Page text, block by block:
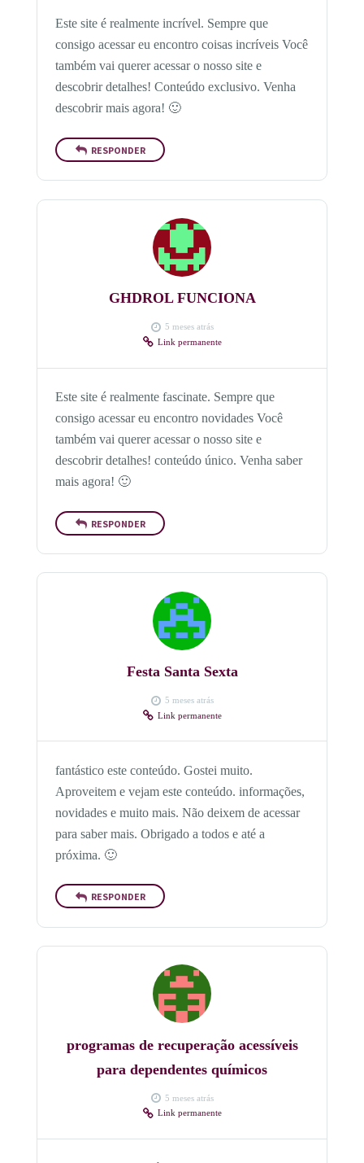
Este site é realmente incrível. Sempre que
consigo acessar eu encontro coisas incríveis Você
também vai querer acessar o nosso site e
descobrir detalhes! Conteúdo exclusivo. Venha
descobrir mais agora! 🙂
RESPONDER
GHDROL FUNCIONA
5 meses atrás
Link permanente
Este site é realmente fascinate. Sempre que
consigo acessar eu encontro novidades Você
também vai querer acessar o nosso site e
descobrir detalhes! conteúdo único. Venha saber
mais agora! 🙂
RESPONDER
Festa Santa Sexta
5 meses atrás
Link permanente
fantástico este conteúdo. Gostei muito.
Aproveitem e vejam este conteúdo. informações,
novidades e muito mais. Não deixem de acessar
para saber mais. Obrigado a todos e até a
próxima. 🙂
RESPONDER
programas de recuperação acessíveis
para dependentes químicos
5 meses atrás
Link permanente